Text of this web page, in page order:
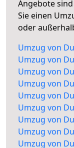
Angebote
Sie einen
oder
Umzug von
Umzug von
Umzug von
Umzug von
Umzug von
Umzug von
Umzug von
Umzug von
Umzug von